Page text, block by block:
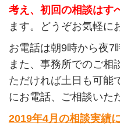
考え、初回の相談はす
ます。どうぞお気軽に
お電話は朝9時から夜7
また、事務所でのご相
ただければ土日も可能
にお電話、ご相談いた
2019年4月の相談実績